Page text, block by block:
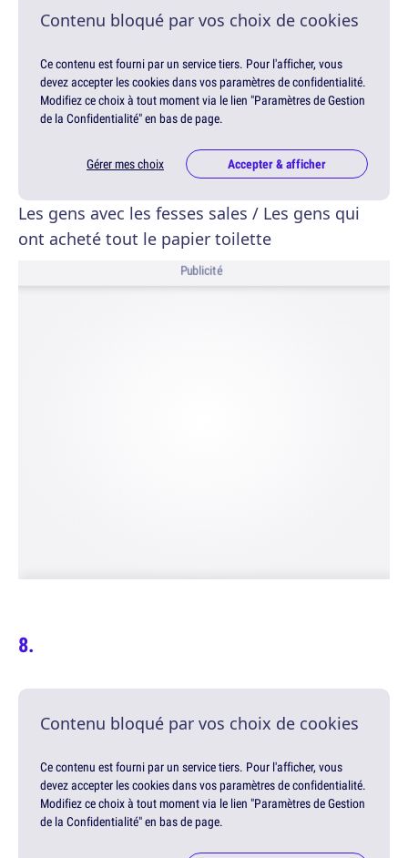
Contenu bloqué par vos choix de cookies
Ce contenu est fourni par un service tiers. Pour l'afficher, vous
devez accepter les cookies dans vos paramètres de confidentialité.
Modifiez ce choix à tout moment via le lien "Paramètres de Gestion
de la Confidentialité" en bas de page.
Gérer mes choix Accepter & afficher
Les gens avec les fesses sales / Les gens qui
ont acheté tout le papier toilette
Publicité
Contenu bloqué par vos choix de cookies
Ce contenu est fourni par un service tiers. Pour l'afficher, vous
devez accepter les cookies dans vos paramètres de confidentialité.
Modifiez ce choix à tout moment via le lien "Paramètres de Gestion
de la Confidentialité" en bas de page.